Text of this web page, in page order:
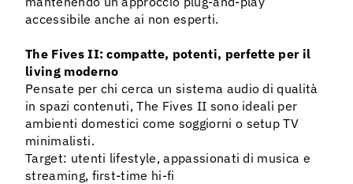
accessibile anche ai non esperti.
The Fives II: compatte, potenti, perfette per il
living moderno
Pensate per chi cerca un sistema audio di qualità
in spazi contenuti, The Fives II sono ideali per
ambienti domestici come soggiorni o setup TV
minimalisti.
Target: utenti lifestyle, appassionati di musica e
streaming, first-time hi-fi